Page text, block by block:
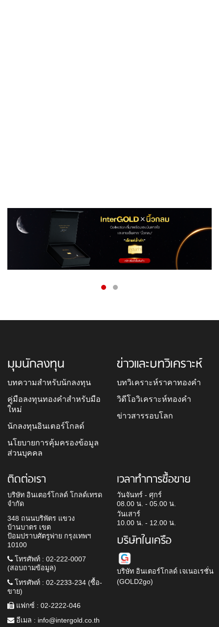
มุมนักลงทุน
บทความสำหรับนักลงทุน
คู่มือลงทุนทองคำสำหรับมือ
ใหม่
นักลงทุนอินเตอร์โกลด์
นโยบายการคุ้มครองข้อมูล
ส่วนบุคคล
ข่าวและบทวิเคราะห์
บทวิเคราะห์ราคาทองคำ
วิดีโอวิเคราะห์ทองคำ
ข่าวสารรอบโลก
ติดต่อเรา
บริษัท อินเตอร์โกลด์ โกลด์เทรด
จำกัด
348 ถนนบริพัตร แขวง
บ้านบาตร เขต
ป้อมปราบศัตรูพ่าย กรุงเทพฯ
10100
โทรศัพท์ : 02-222-0007
(สอบถามข้อมูล)
โทรศัพท์ : 02-2233-234 (ซื้อ-
ขาย)
แฟกซ์ : 02-2222-046
อีเมล : info@intergold.co.th
เวลาทำการซื้อขาย
วันจันทร์ - ศุกร์
08.00 น. - 05.00 น.
วันเสาร์
10.00 น. - 12.00 น.
บริษัทในเครือ
บริษัท อินเตอร์โกลด์ เจเนอเรชั่น
(GOLD2go)